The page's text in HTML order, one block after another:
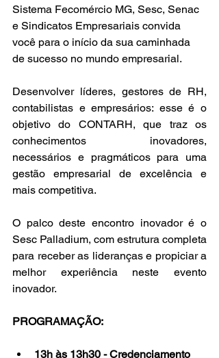
Sistema Fecomércio MG, Sesc, Senac
e Sindicatos Empresariais convida
você para o início da sua caminhada
de sucesso no mundo empresarial.
Desenvolver líderes, gestores de RH,
contabilistas e empresários: esse é o
objetivo do CONTARH, que traz os
conhecimentos inovadores,
necessários e pragmáticos para uma
gestão empresarial de excelência e
mais competitiva.
O palco deste encontro inovador é o
Sesc Palladium, com estrutura completa
para receber as lideranças e propiciar a
melhor experiência neste evento
inovador.
PROGRAMAÇÃO:
13h às 13h30 - Credenciamento